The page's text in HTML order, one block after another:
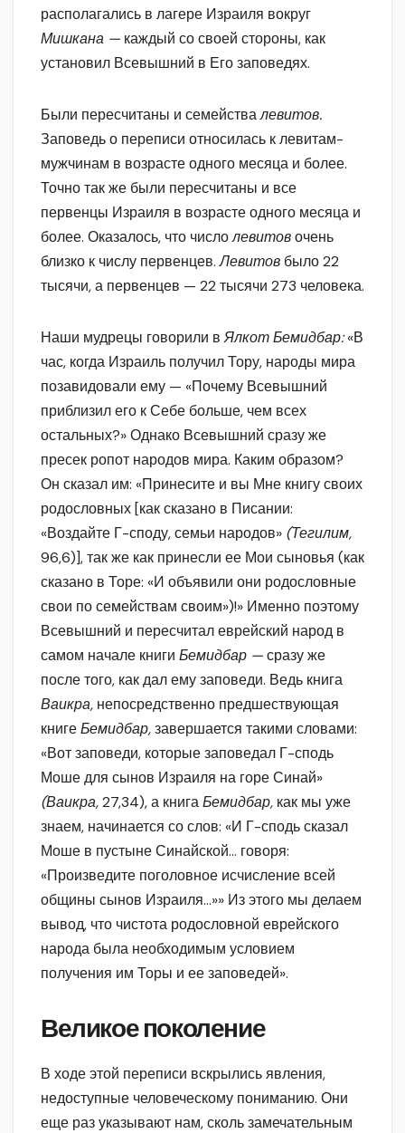
располагались в лагере Израиля вокруг
Мишкана — каждый со своей стороны, как
установил Всевышний в Его заповедях.
Были пересчитаны и семействалевитов.
Заповедь о переписи относилась к левитам-
мужчинам в возрасте одного месяца и более.
Точно так же были пересчитаны и все
первенцы Израиля в возрасте одного месяца и
более. Оказалось, что числолевитовочень
близко к числу первенцев.Левитов было 22
тысячи, а первенцев — 22 тысячи 273 человека.
Наши мудрецы говорили вЯлкот Бемидбар:«В
час, когда Израиль получил Тору, народы мира
позавидовали ему — «Почему Всевышний
приблизил его к Себе больше, чем всех
остальных?» Однако Всевышний сразу же
пресек ропот народов мира. Каким образом?
Он сказал им: «Принесите и вы Мне книгу своих
родословных [как сказано в Писании:
«Воздайте Г-споду, семьи народов» (Тегилим,
96,6)], так же как принесли ее Мои сыновья (как
сказано в Торе: «И объявили они родословные
свои по семействам своим»)!» Именно поэтому
Всевышний и пересчитал еврейский народ в
самом начале книги Бемидбар —сразу же
после того, как дал ему заповеди. Ведь книга
Ваикра, непосредственно предшествующая
книгеБемидбар,завершается такими словами:
«Вот заповеди, которые заповедал Г-сподь
Моше для сынов Израиля на горе Синай»
(Ваикра,27,34), а книгаБемидбар, как мы уже
знаем, начинается со слов: «И Г-сподь сказал
Моше в пустыне Синайской… говоря:
«Произведите поголовное исчисление всей
общины сынов Израиля…»» Из этого мы делаем
вывод, что чистота родословной еврейского
народа была необходимым условием
получения им Торы и ее заповедей».
Великое поколение
В ходе этой переписи вскрылись явления,
недоступные человеческому пониманию. Они
еще раз указывают нам, сколь замечательным